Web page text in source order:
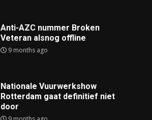
Anti-AZC nummer Broken
Veteran alsnog offline
9 months ago
Nationale Vuurwerkshow
Rotterdam gaat definitief niet
door